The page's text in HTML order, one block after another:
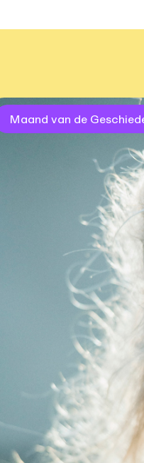
Maand van de